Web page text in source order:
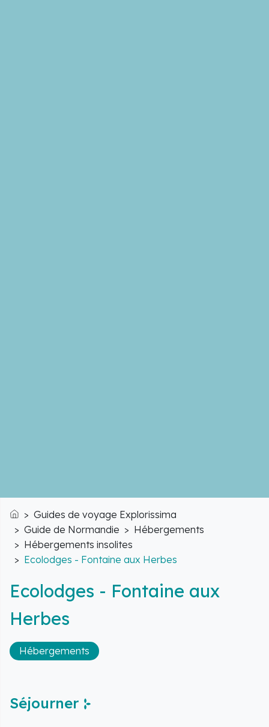
Accueil
Guides de voyage Explorissima
Guide de Normandie
Hébergements
Hébergements insolites
Ecolodges - Fontaine aux Herbes
Ecolodges - Fontaine aux
Herbes
Hébergements
Séjourner